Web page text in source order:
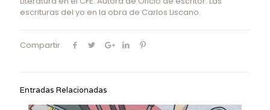
escrituras del yo en la obra de Carlos Liscano.
Compartir
Entradas Relacionadas